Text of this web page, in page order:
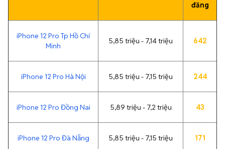
đăng
iPhone 12 Pro Tp Hồ Chí
Minh
5,85 triệu - 7,14 triệu 642
iPhone 12 Pro Hà Nội 5,85 triệu - 7,15 triệu 244
iPhone 12 Pro Đồng Nai 5,89 triệu - 7,2 triệu 43
iPhone 12 Pro Đà Nẵng 5,85 triệu - 7,15 triệu 171